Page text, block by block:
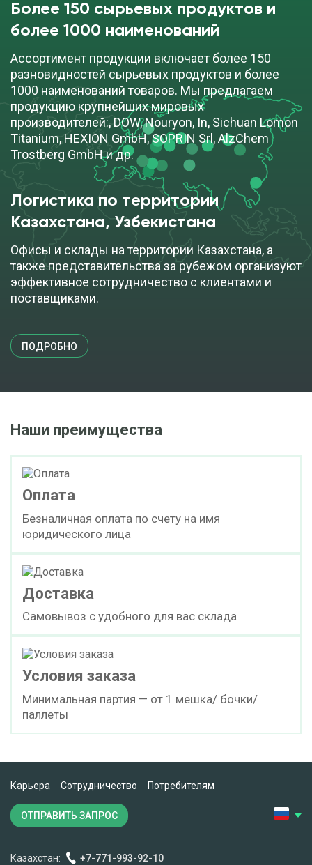
Более 150 сырьевых продуктов и
более 1000 наименований
Ассортимент продукции включает более 150
разновидностей сырьевых продуктов и более
1000 наименований товаров. Мы предлагаем
продукцию крупнейших мировых
производителей:, DOW, Nouryon, In, Sichuan Lomon
Titanium, HEXION GmbH, SOPRIN Srl, AlzChem
Trostberg GmbH и др.
Логистика по территории
Казахстана, Узбекистана
Офисы и склады на территории Казахстана, а
также представительства за рубежом организуют
эффективное сотрудничество с клиентами и
поставщиками.
ПОДРОБНО
Наши преимущества
Оплата
Безналичная оплата по счету на имя
юридического лица
Доставка
Самовывоз с удобного для вас склада
Условия заказа
Минимальная партия — от 1 мешка/ бочки/
паллеты
Карьера Сотрудничество Потребителям
ОТПРАВИТЬ ЗАПРОС
Казахстан: +7-771-993-92-10